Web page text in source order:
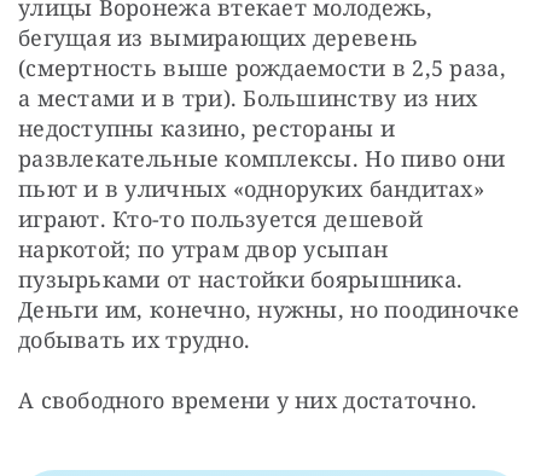
улицы Воронежа втекает молодежь,
бегущая из вымирающих деревень
(смертность выше рождаемости в 2,5 раза,
а местами и в три). Большинству из них
недоступны казино, рестораны и
развлекательные комплексы. Но пиво они
пьют и в уличных «одноруких бандитах»
играют. Кто-то пользуется дешевой
наркотой; по утрам двор усыпан
пузырьками от настойки боярышника.
Деньги им, конечно, нужны, но поодиночке
добывать их трудно.
А свободного времени у них достаточно.